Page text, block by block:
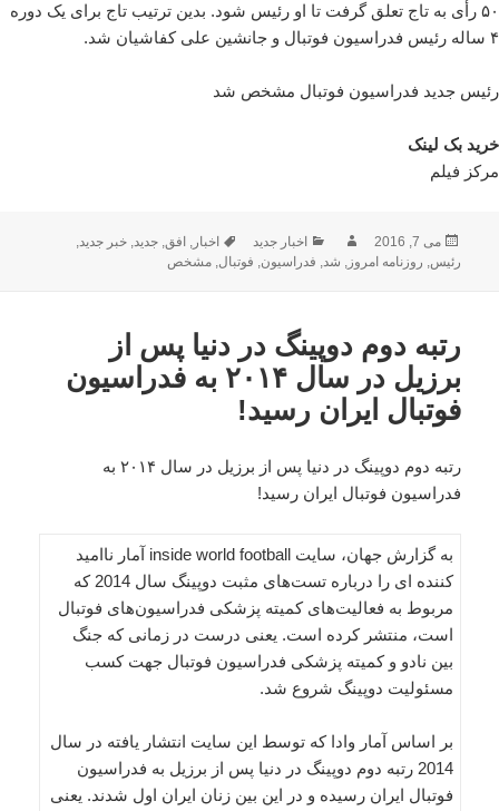
۵۰ رأی به تاج تعلق گرفت تا او رئیس شود. بدین ترتیب تاج برای یک دوره
۴ ساله رئیس فدراسیون فوتبال و جانشین علی کفاشیان شد.
رئیس جدید فدراسیون فوتبال مشخص شد
خرید بک لینک
مرکز فیلم
ارسال
شده
می 7, 2016 نویسندهدسته‌ها
اخبار جدید برچسب‌ها
اخبار ,افق ,جدید ,خبر جدید
رئیس روزنامه امروز شد فدراسیون فوتبال ,مشخص
رتبه دوم دوپینگ در دنیا پس از
برزیل در سال ۲۰۱۴ به فدراسیون
فوتبال ایران رسید!
رتبه دوم دوپینگ در دنیا پس از برزیل در سال ۲۰۱۴ به
فدراسیون فوتبال ایران رسید!
به گزارش جهان، سایت inside world football آمار ناامید
کننده ای را درباره تست‌های مثبت دوپینگ سال 2014 که
مربوط به فعالیت‌های کمیته پزشکی فدراسیون‌های فوتبال
است، منتشر کرده است. یعنی درست در زمانی که جنگ
بین نادو و کمیته پزشکی فدراسیون فوتبال جهت کسب
مسئولیت دوپینگ شروع شد.
بر اساس آمار وادا که توسط این سایت انتشار یافته در سال
2014 رتبه دوم دوپینگ در دنیا پس از برزیل به فدراسیون
فوتبال ایران رسیده و در این بین زنان ایران اول شدند. یعنی